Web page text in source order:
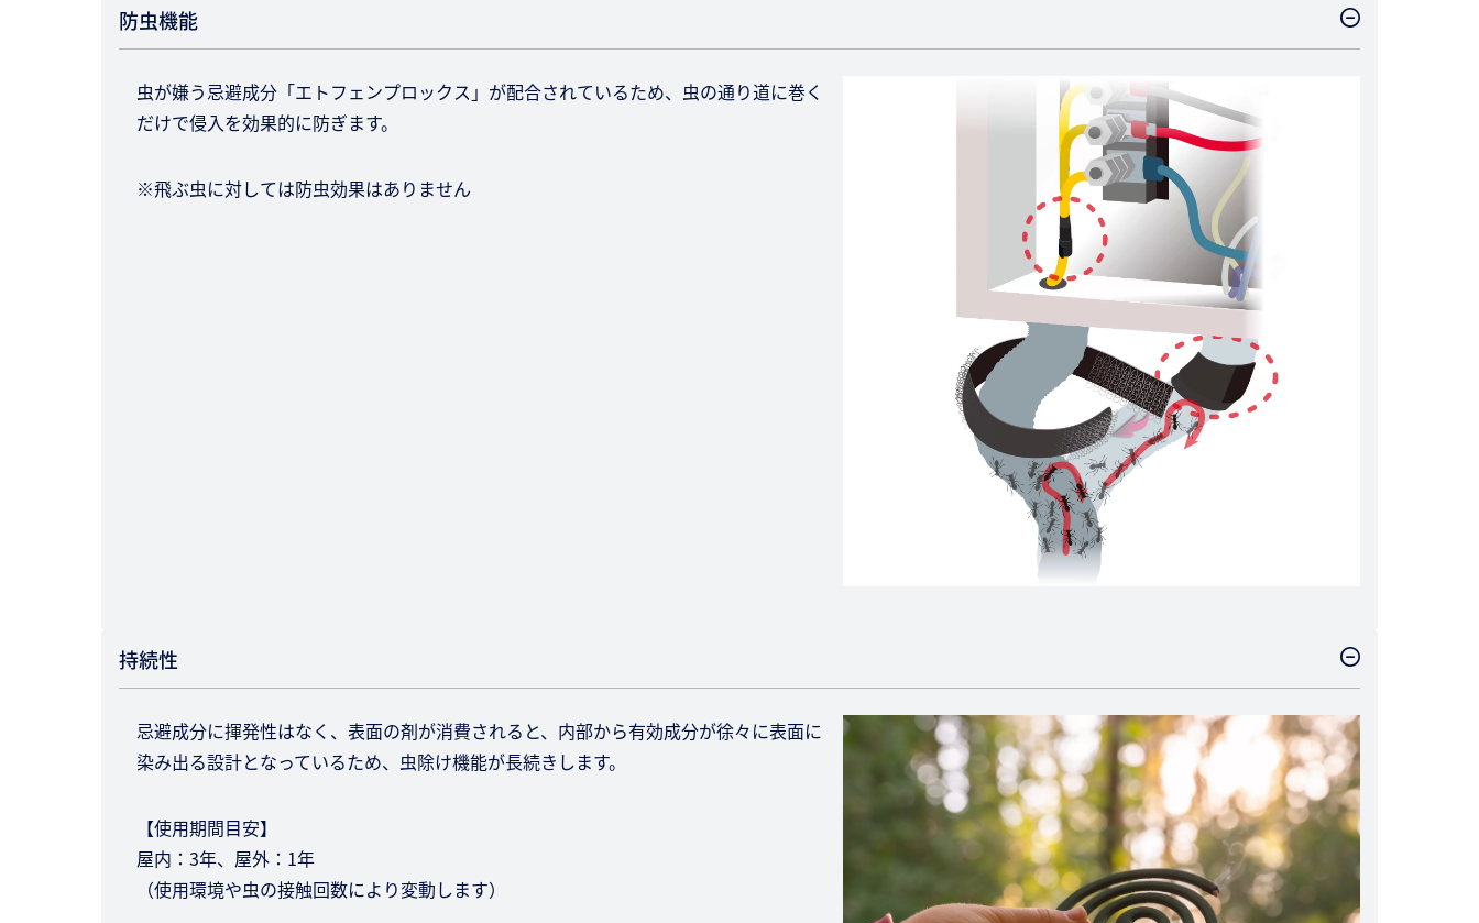
防虫機能
虫が嫌う忌避成分「エトフェンプロックス」が配合されているため、虫の通り道に巻く
だけで侵入を効果的に防ぎます。
※飛ぶ虫に対しては防虫効果はありません
持続性
忌避成分に揮発性はなく、表面の剤が消費されると、内部から有効成分が徐々に表面に
染み出る設計となっているため、虫除け機能が長続きします。
【使用期間目安】
屋内：3年、屋外：1年
（使用環境や虫の接触回数により変動します）